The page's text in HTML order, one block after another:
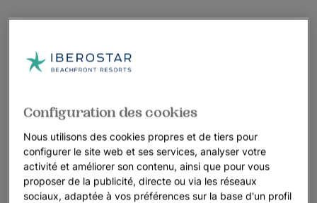
Configuration des cookies
Nous utilisons des cookies propres et de tiers pour
configurer le site web et ses services, analyser votre
activité et améliorer son contenu, ainsi que pour vous
proposer de la publicité, directe ou via les réseaux
sociaux, adaptée à vos préférences sur la base d'un profil